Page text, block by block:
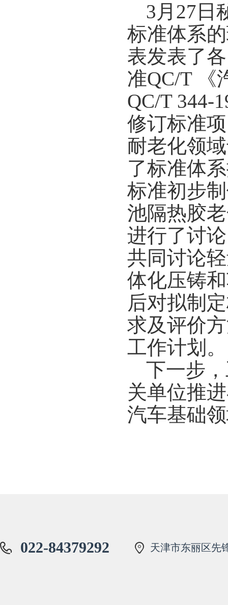
3月27日
标准体系
表发表了
准QC/T 《
QC/T 344-
修订标准
耐老化领
了标准体
标准初步
池隔热胶
进行了讨
共同讨论
体化压铸
后对拟制
求及评价
工作计划。
下一步，
关单位推
汽车基础
022-84379292 天津市东丽区先